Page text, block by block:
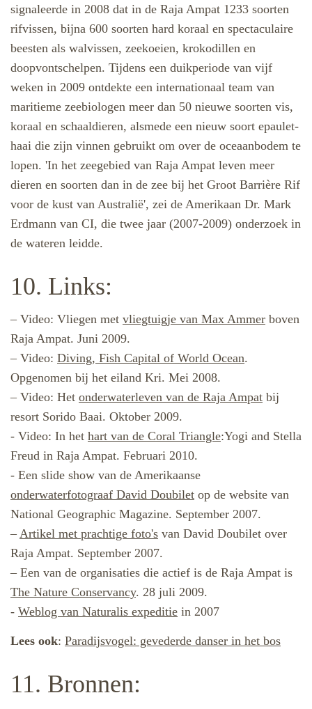
signaleerde in 2008 dat in de Raja Ampat 1233 soorten
rifvissen, bijna 600 soorten hard koraal en spectaculaire
beesten als walvissen, zeekoeien, krokodillen en
doopvontschelpen. Tijdens een duikperiode van vijf
weken in 2009 ontdekte een internationaal team van
maritieme zeebiologen meer dan 50 nieuwe soorten vis,
koraal en schaaldieren, alsmede een nieuw soort epaulet-
haai die zijn vinnen gebruikt om over de oceaanbodem te
lopen. 'In het zeegebied van Raja Ampat leven meer
dieren en soorten dan in de zee bij het Groot Barrière Rif
voor de kust van Australië', zei de Amerikaan Dr. Mark
Erdmann van CI, die twee jaar (2007-2009) onderzoek in
de wateren leidde.
10. Links:
– Video: Vliegen met vliegtuigje van Max Ammer boven
Raja Ampat. Juni 2009.
– Video: Diving, Fish Capital of World Ocean.
Opgenomen bij het eiland Kri. Mei 2008.
– Video: Het onderwaterleven van de Raja Ampat bij
resort Sorido Baai. Oktober 2009.
- Video: In het hart van de Coral Triangle:Yogi and Stella
Freud in Raja Ampat. Februari 2010.
- Een slide show van de Amerikaanse
onderwaterfotograaf David Doubilet op de website van
National Geographic Magazine. September 2007.
– Artikel met prachtige foto's van David Doubilet over
Raja Ampat. September 2007.
– Een van de organisaties die actief is de Raja Ampat is
The Nature Conservancy. 28 juli 2009.
- Weblog van Naturalis expeditie in 2007
Lees ook: Paradijsvogel: gevederde danser in het bos
11. Bronnen: